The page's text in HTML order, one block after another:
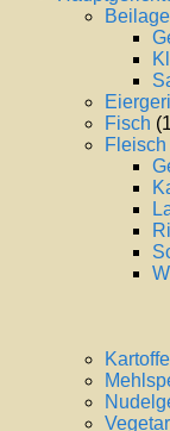
Fisch
Fleisch